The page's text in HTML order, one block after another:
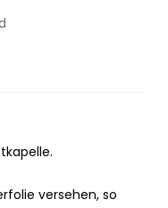
versehen, so